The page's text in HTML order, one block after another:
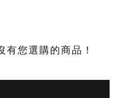
有您選購的商品！